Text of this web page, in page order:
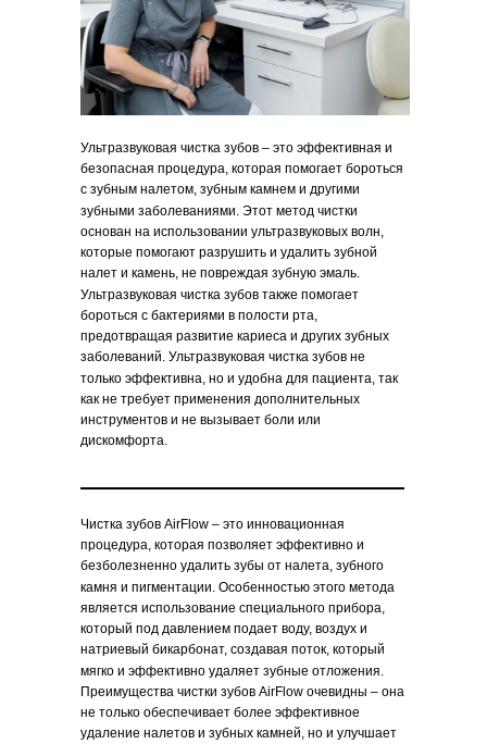
рта.
Ультразвуковая чистка зубов – это эффективная и
безопасная процедура, которая помогает бороться
с зубным налетом, зубным камнем и другими
зубными заболеваниями. Этот метод чистки
основан на использовании ультразвуковых волн,
которые помогают разрушить и удалить зубной
налет и камень, не повреждая зубную эмаль.
Ультразвуковая чистка зубов также помогает
бороться с бактериями в полости рта,
предотвращая развитие кариеса и других зубных
заболеваний. Ультразвуковая чистка зубов не
только эффективна, но и удобна для пациента, так
как не требует применения дополнительных
инструментов и не вызывает боли или
дискомфорта.
Чистка зубов AirFlow – это инновационная
процедура, которая позволяет эффективно и
безболезненно удалить зубы от налета, зубного
камня и пигментации. Особенностью этого метода
является использование специального прибора,
который под давлением подает воду, воздух и
натриевый бикарбонат, создавая поток, который
мягко и эффективно удаляет зубные отложения.
Преимущества чистки зубов AirFlow очевидны – она
не только обеспечивает более эффективное
удаление налетов и зубных камней, но и улучшает